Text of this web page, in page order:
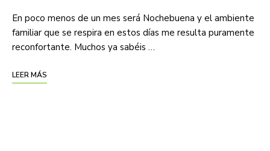
En poco menos de un mes será Nochebuena y el ambiente
familiar que se respira en estos días me resulta puramente
reconfortante. Muchos ya sabéis …
LEER MÁS